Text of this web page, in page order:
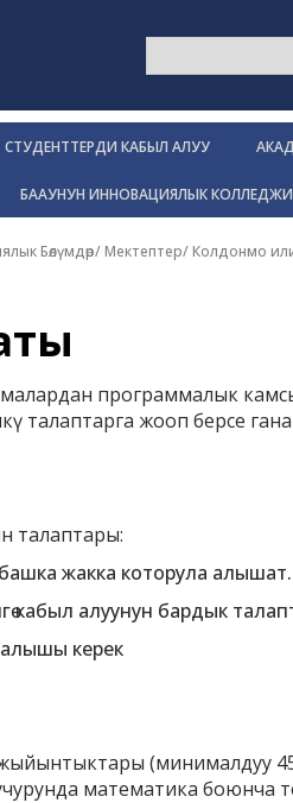
СТУДЕНТТЕРДИ КАБЫЛ АЛУУ
БААУНУН ИННОВАЦИЯЛЫК КОЛЛЕДЖИ
Бөлүмдөр/ Мектептер/Колдонмо
программалык
талаптарга жооп берсе
талаптары:
жакка которула алышат.
кабыл алуунун бардык
алышы керек
(минималдуу 45
математика